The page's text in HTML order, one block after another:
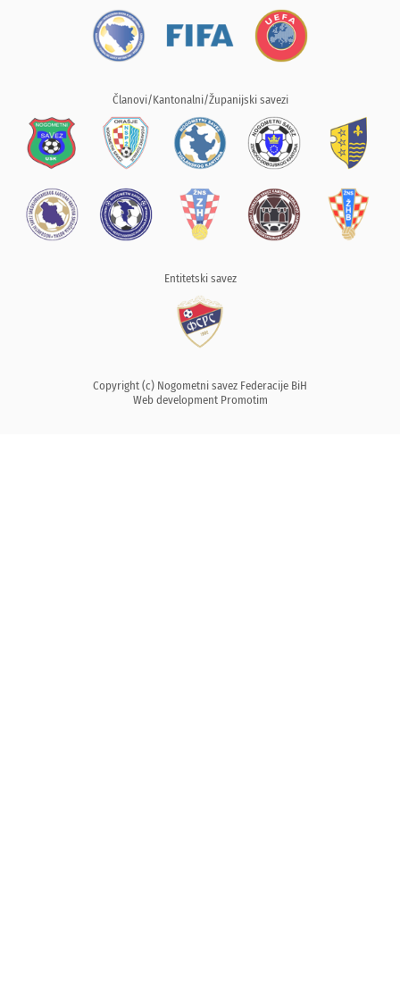
Članovi/Kantonalni/Županijski savezi
Entitetski savez
Copyright (c) Nogometni savez Federacije BiH
Web development Promotim